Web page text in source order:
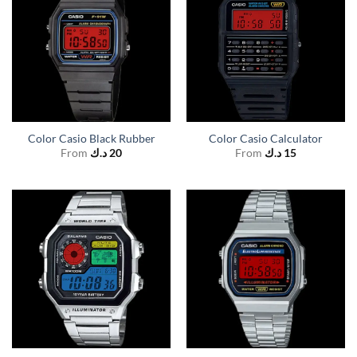
Color Casio Black Rubber
From
20د.ك
Color Casio Calculator
From
15 د.ك